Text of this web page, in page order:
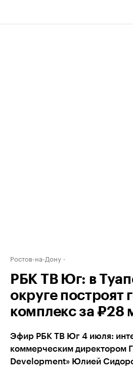
Ростов-на-Дону
РБК ТВ Юг: в
округе построят
комплекс за ₽28
Эфир РБК ТВ Юг 4 июля:
коммерческим директором
Development» Юлией